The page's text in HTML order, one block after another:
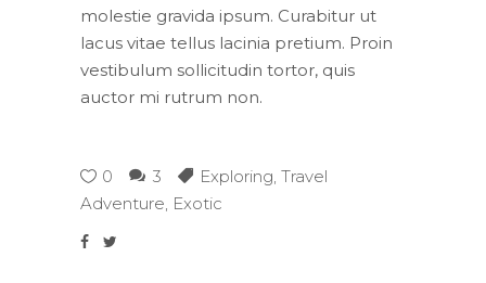
molestie gravida ipsum. Curabitur ut
lacus vitae tellus lacinia pretium. Proin
vestibulum sollicitudin tortor, quis
auctor mi rutrum non.
0 3 Exploring Travel
Adventure Exotic